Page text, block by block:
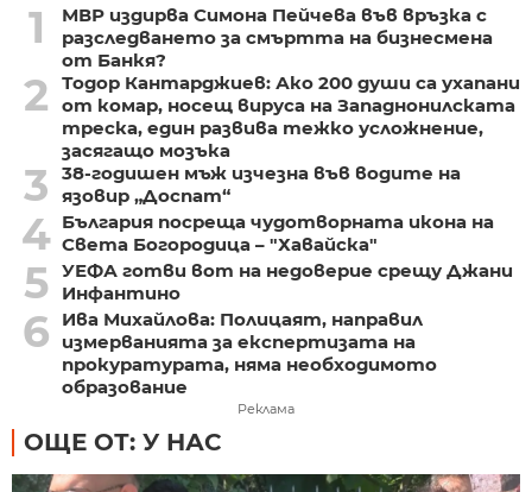
1
МВР издирва Симона Пейчева във връзка с
разследването за смъртта на бизнесмена
от Банкя?
2
Тодор Кантарджиев: Ако 200 души са ухапани
от комар, носещ вируса на Западнонилската
треска, един развива тежко усложнение,
засягащо мозъка
3
38-годишен мъж изчезна във водите на
язовир „Доспат“
4 България посреща чудотворната икона на
Света Богородица – "Хавайска"
5 УЕФА готви вот на недоверие срещу Джани
Инфантино
6
Ива Михайлова: Полицаят, направил
измерванията за експертизата на
прокуратурата, няма необходимото
образование
Реклама
ОЩЕ ОТ: У НАС